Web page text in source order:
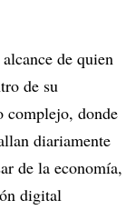
de quien
de su
complejo, donde
diariamente
de la economía,
digital